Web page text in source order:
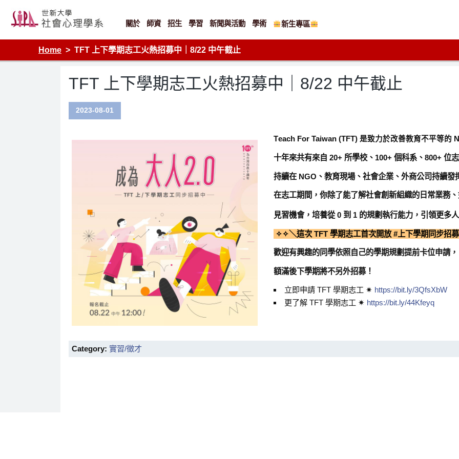
content
關於 師資 招生 學習 新聞與活動 學術 新生專區
Home TFT 上下學期志工火熱招募中｜8/22 中午截止
TFT 上下學期志工火熱招募中｜8/22 中午截止
2023-08-01
Teach For Taiwan (TFT) 是致力於改善教育不平等的
十年來共有來自 20+ 所學校、100+ 個科系、800+ 位
持續在 NGO、教育現場、社會企業、外商公司持續發
在志工期間，你除了能了解社會創新組織的日常業務
見習機會，培養從 0 到 1 的規劃執行能力，引領更多
✧✧＼這次 TFT 學期志工首次開放 #上下學期同步招
歡迎有興趣的同學依照自己的學期規劃提前卡位申請，
額滿後下學期將不另外招募！
立即申請 TFT 學期志工 ✷ https://bit.ly/3QfsXbW
更了解 TFT 學期志工 ✷ https://bit.ly/44Kfeyq
Category: 實習/徵才